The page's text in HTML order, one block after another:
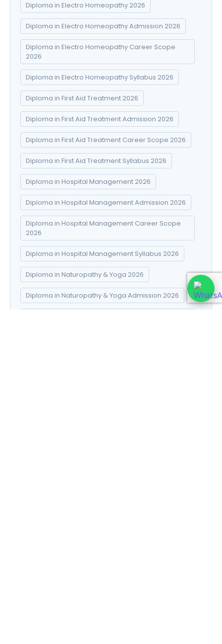
Diploma in Electro Homeopathy 2026
Diploma in Electro Homeopathy Admission 2026
Diploma in Electro Homeopathy Career Scope
2026
Diploma in Electro Homeopathy Syllabus 2026
Diploma in First Aid Treatment 2026
Diploma in First Aid Treatment Admission 2026
Diploma in First Aid Treatment Career Scope 2026
Diploma in First Aid Treatment Syllabus 2026
Diploma in Hospital Management 2026
Diploma in Hospital Management Admission 2026
Diploma in Hospital Management Career Scope
2026
Diploma in Hospital Management Syllabus 2026
Diploma in Naturopathy & Yoga 2026
Diploma in Naturopathy & Yoga Admission 2026